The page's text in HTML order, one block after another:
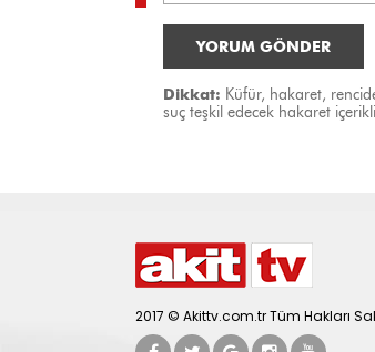
YORUM GÖNDER
Dikkat: Küfür, hakaret,
suç teşkil edecek hakaret
2017 © Akittv.com.tr Tüm Hakları